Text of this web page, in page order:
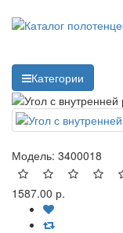
Категории
Модель: 3400018
1587.00 р.